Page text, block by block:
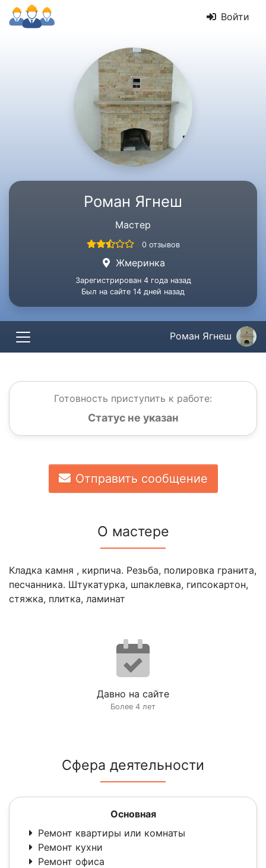
Войти
Роман Ягнеш
Мастер
0 отзывов
Жмеринка
Зарегистрирован 4 года назад
Был на сайте 14 дней назад
Роман Ягнеш
Готовность приступить к работе:
Статус не указан
Отправить сообщение
О мастере
Кладка камня , кирпича. Резьба, полировка гранита,
песчанника. Штукатурка, шпаклевка, гипсокартон,
стяжка, плитка, ламинат
Давно на сайте
Более 4 лет
Сфера деятельности
Основная
Ремонт квартиры или комнаты
Ремонт кухни
Ремонт офиса